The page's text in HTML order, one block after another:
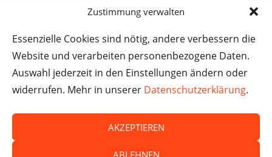
Zustimmung verwalten
Essenzielle Cookies sind nötig, andere verbessern die
Website und verarbeiten personenbezogene Daten.
Auswahl jederzeit in den Einstellungen ändern oder
widerrufen. Mehr in unserer Datenschutzerklärung.
AKZEPTIEREN
ABLEHNEN